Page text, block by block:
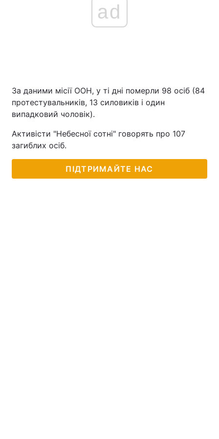
ad
За даними місії ООН, у ті дні померли 98 осіб (84
протестувальників, 13 силовиків і один
випадковий чоловік).
Активісти "Небесної сотні" говорять про 107
загиблих осіб.
ПІДТРИМАЙТЕ НАС